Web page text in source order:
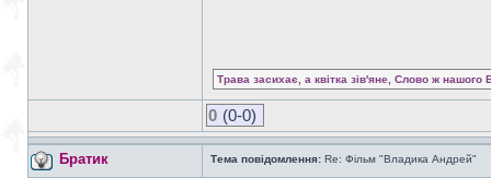
Трава засихає, а квітка зів'яне, Слово ж нашого
0 (0-0)
Братик Тема повідомлення: Re: Фільм "Владика Андрей"